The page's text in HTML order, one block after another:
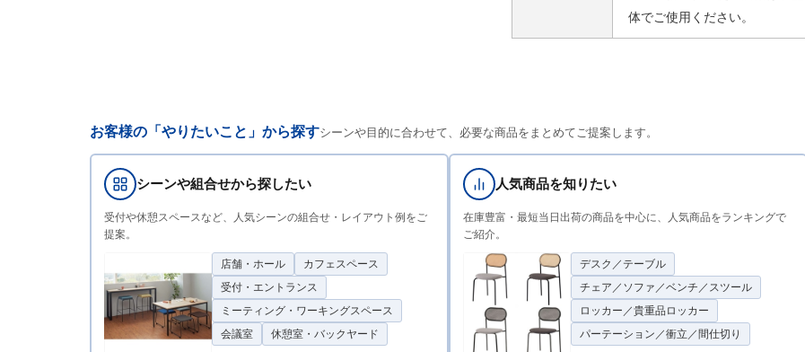
体でご使用ください。
お客様の「やりたいこと」から探すシーンや目的に合わせて、必要な商品をまとめてご提案します。
シーンや組合せから探したい
受付や休憩スペースなど、人気シーンの組合せ・レイアウト例をご
提案。
店舗・ホール
カフェスペース
受付・エントランス
ミーティング・ワーキングスペース
会議室
休憩室・バックヤード
人気商品を知りたい
在庫豊富・最短当日出荷の商品を中心に、人気商品をランキングで
ご紹介。
デスク／テーブル
チェア／ソファ／ベンチ／スツール
ロッカー／貴重品ロッカー
パーテーション／衝立／間仕切り